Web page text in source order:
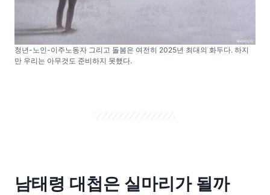
청년-노인-이주노동자 그리고 돌봄은 여전히 2025년 최대의 화두다. 하지
만 우리는 아무것도 준비하지 못했다.
남태령 대첩은 실마리가 될까